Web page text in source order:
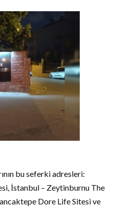
bu seferki adresleri:
İstanbul – Zeytinburnu The
Dore Life Sitesi ve